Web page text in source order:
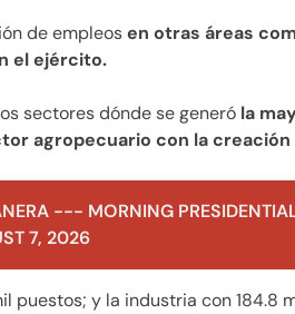
de empleosen otras áreas
el ejército.
sectores dónde se generó la
agropecuario con la creación
--- MORNING
7, 2026
puestos; y la industria con 184.8